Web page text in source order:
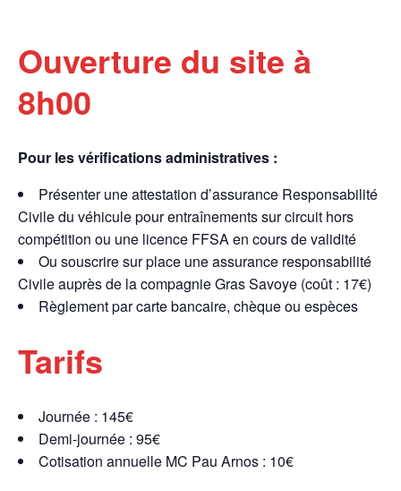
Ouverture du site à
8h00
Pour les vérifications administratives :
Présenter une attestation d’assurance Responsabilité
Civile du véhicule pour entraînements sur circuit hors
compétition ou une licence FFSA en cours de validité
Ou souscrire sur place une assurance responsabilité
Civile auprès de la compagnie Gras Savoye (coût : 17€)
Règlement par carte bancaire, chèque ou espèces
Tarifs
Journée : 145€
Demi-journée : 95€
Cotisation annuelle MC Pau Arnos : 10€